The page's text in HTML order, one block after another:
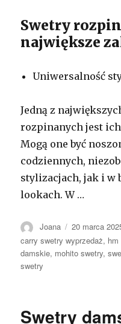
Swetry
największe
Uniwersalność
Jedną z
rozpinanych jest
Mogą one być
codziennych,
stylizacjach, jak i w
lookach. W …
Autor
Joana Opublikowano
20 marca
carry swetry wyprzedaż,
damskie, mohito swetry,
swetry
Swetry